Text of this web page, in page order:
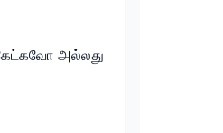
கேட்கவோ அல்லது